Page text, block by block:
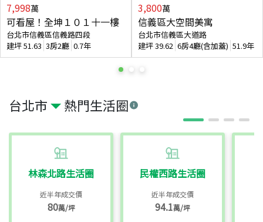
台北市 熱門生活圈
林森北路生活圈
近半年成交價
80萬/坪
民權西路生活圈
近半年成交價
94.1萬/坪
7,998萬
可看屋！全坤１０１十一樓
台北市信義區信義路四段
建坪51.63 3房2廳 0.7年
3,800萬
信義區大空間美寓
台北市信義區大道路
建坪39.62 6房4廳(含加蓋) 51.9年